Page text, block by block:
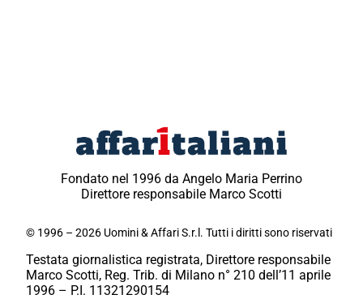
Fondato nel 1996 da Angelo Maria Perrino
Direttore responsabile Marco Scotti
© 1996 – 2026 Uomini & Affari S.r.l. Tutti i diritti sono riservati
Testata giornalistica registrata, Direttore responsabile
Marco Scotti, Reg. Trib. di Milano n° 210 dell’11 aprile
1996 – P.I. 11321290154